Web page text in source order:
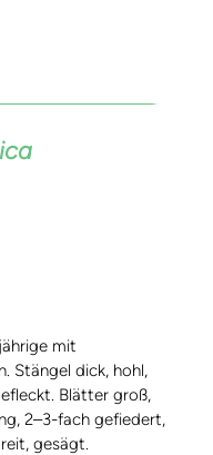
mit
Stängel dick, hohl,
Blätter groß,
2–3-fach gefiedert,
gesägt.